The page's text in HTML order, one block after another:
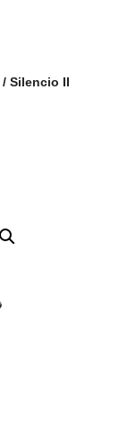
/ Silencio II